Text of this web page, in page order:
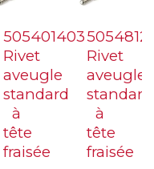
505401403
Rivet
aveugle
standard
à
tête
fraisée
Rivet
aveugle
standard
à
tête
fraisée